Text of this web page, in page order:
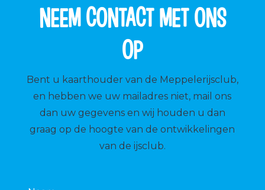
NEEM CONTACT MET ONS
OP
Bent u kaarthouder van de Meppelerijsclub,
en hebben we uw mailadres niet, mail ons
dan uw gegevens en wij houden u dan
graag op de hoogte van de ontwikkelingen
van de ijsclub.